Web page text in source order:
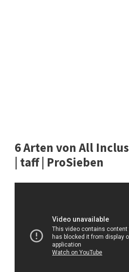
6 Arten von All
| taff | ProSieben